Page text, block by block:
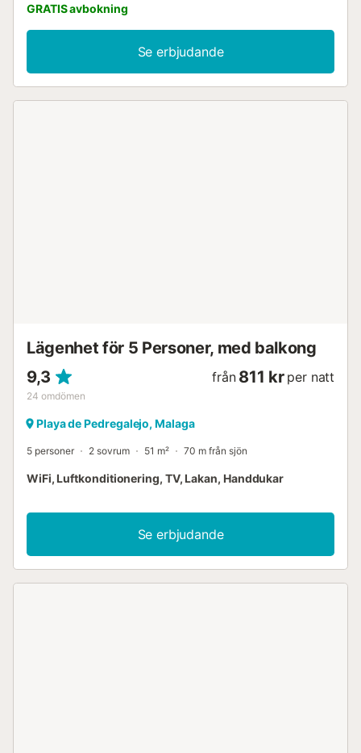
för videosamtal) med en dedikerad arbetsyta, TV,
luftkonditionering och tvättmaskin. En barnsäng och
barnstol finns också tillgängliga för de små. Detta
semesterboende har en privat utomhusdel med terrass,
balkong och grill. Du har tillgång till gemensamma
GRATIS avbokning
Se erbjudande
Lägenhet för 5 Personer, med balkong
9,3
24 omdömen
från 811 kr per natt
Playa de Pedregalejo, Malaga
5 personer 2 sovrum 51 m² 70 m från sjön
WiFi, Luftkonditionering, TV, Lakan, Handdukar
Se erbjudande